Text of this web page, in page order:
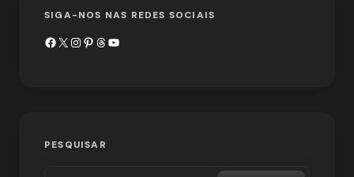
SIGA-NOS NAS REDES SOCIAIS
PESQUISAR